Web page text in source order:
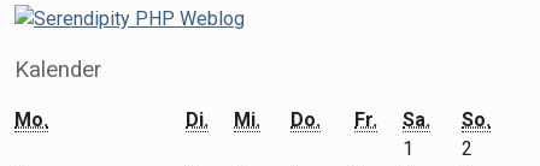
Kalender
Mo. Di. Mi. Do. Fr. Sa. So.
1
2